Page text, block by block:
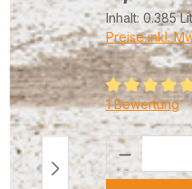
Inhalt: 0.385
Preise inkl.
1 Bewertung